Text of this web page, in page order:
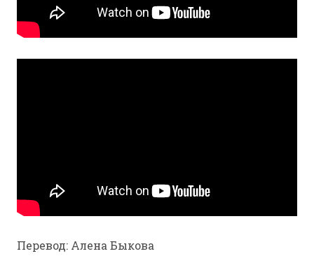
Перевод: Алена Быкова